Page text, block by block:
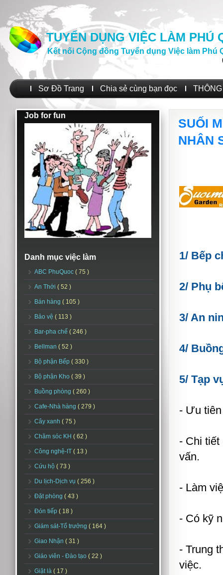
TUYỂN DỤNG VIỆC LÀM PHÚ
Kết nối Cộng đồng Tuyển dụng Việc làm Phú
Sơ Đồ Trang Chia sẻ cùng bạn đọc
Job for fun
Danh mục việc làm
ABC PhuQuoc ( 75 )
An Thới ( 52 )
Bán hàng ( 105 )
Bảo vệ ( 113 )
Bar-pha chế ( 246 )
Bellman ( 52 )
Bộ phận Bếp ( 330 )
Bộ phận Kho ( 39 )
Buồng phòng ( 260 )
Cafe-Nhà hàng ( 279 )
Cây xanh ( 75 )
Chăm sóc KH ( 62 )
Công nghệ-IT ( 13 )
Cứu hộ ( 73 )
Du lịch-Dịch vụ ( 256 )
Đặt phòng ( 43 )
Đón tiếp ( 18 )
Giám sát-Tổ trưởng ( 164 )
Giao Nhận ( 31 )
Giáo viên - Đào tạo ( 22 )
Giặt là ( 17 )
SUỐI
NHÂN
1/ Bếp
2/ Phụ
3/ An
4/
5/ Tạp
- Ưu
- Chi
vấn.
- Làm
- Có kỹ
- Trung
việc.